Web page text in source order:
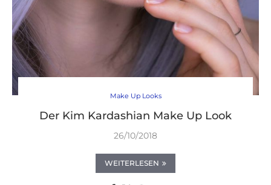
Make Up Looks
Der Kim Kardashian Make Up Look
26/10/2018
WEITERLESEN